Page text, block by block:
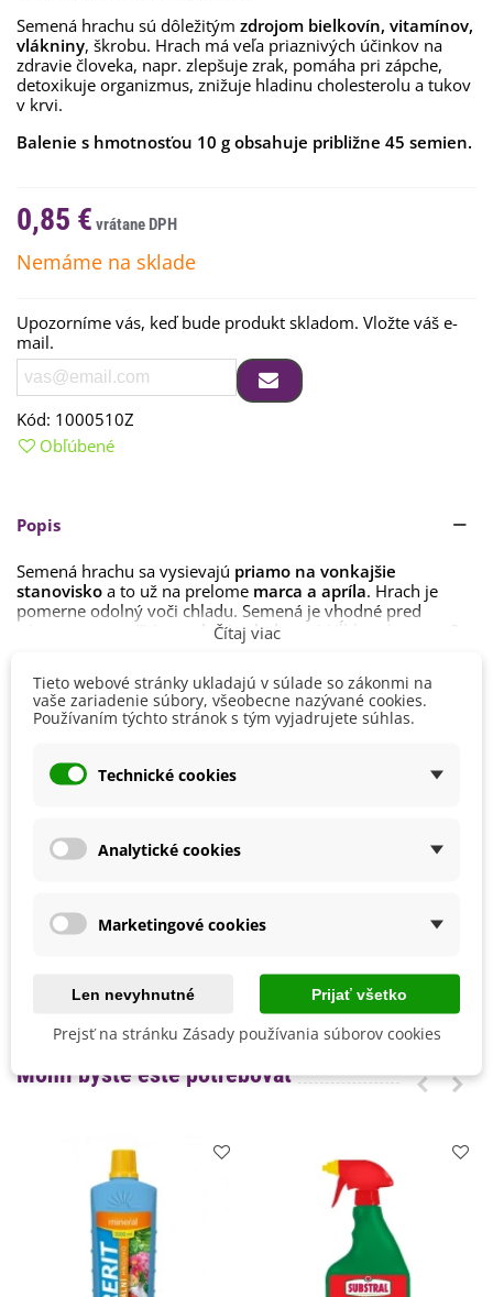
Semená hrachu sú dôležitým zdrojom bielkovín, vitamínov,
vlákniny, škrobu. Hrach má veľa priaznivých účinkov na
zdravie človeka, napr. zlepšuje zrak, pomáha pri zápche,
detoxikuje organizmus, znižuje hladinu cholesterolu a tukov
v krvi.
Balenie s hmotnosťou 10 g obsahuje približne 45 semien.
0,85 €
Nemáme na sklade
Upozorníme vás, keď bude produkt skladom. Vložte váš e-
mail.
Kód: 1000510Z
Obľúbené
Popis
Semená hrachu sa vysievajú priamo na vonkajšie
stanovisko a to už na prelome marca a apríla. Hrach je
pomerne odolný voči chladu. Semená je vhodné pred
namočiť a nechať nabobtnať.
Ideálna teplota na klíčenie je
Hrach možno siať postupne až do júna a neskoré odrody až
do júla, čím sa zabezpečí dlhodobý zber až do jesenných
Stanovisko by malo byťslnečné
pravidelná zálievka.
Čítaj viac
Detaily produktu
Výška
Farba Plodu
Stanovisko
Slnečné
Máj
Marec
BIO Kvalita
Mohli byste ešte potrebovať
Tieto webové stránky ukladajú v súlade so zákonmi na
vaše zariadenie súbory, všeobecne nazývané cookies.
Používaním týchto stránok s tým vyjadrujete súhlas.
Technické cookies
Analytické cookies
Marketingové cookies
Len nevyhnutné Prijať všetko
Prejsť na stránku Zásady používania súborov cookies